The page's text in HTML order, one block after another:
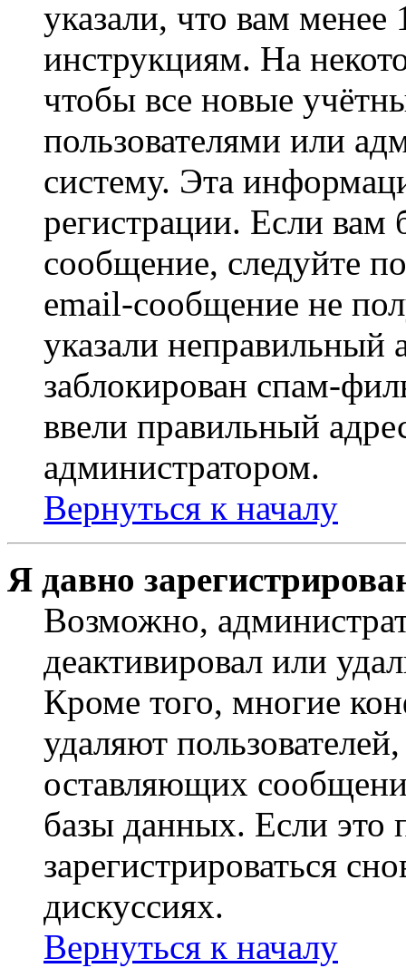
указали, что вам
инструкциям. На
чтобы все новые
пользователями или
систему. Эта
регистрации. Если
сообщение, следуйте
email-сообщение не
указали неправильный
заблокирован спам-
ввели правильный
администратором.
Вернуться к началу
Я давно
Возможно,
деактивировал или
Кроме того, многие
удаляют
оставляющих
базы данных. Если это
зарегистрироваться
дискуссиях.
Вернуться к началу